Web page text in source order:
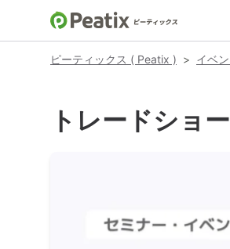
ピーティックス ( Peatix ) > イベ
トレードショー